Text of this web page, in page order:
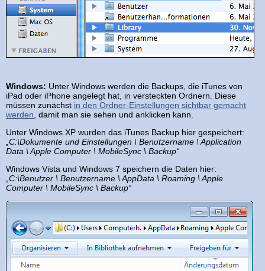
Windows: Unter Windows werden die Backups, die iTunes von
iPad oder iPhone angelegt hat, in versteckten Ordnern. Diese
müssen zunächst in den Ordner-Einstellungen sichtbar gemacht
werden , damit man sie sehen und anklicken kann.
Unter Windows XP wurden das iTunes Backup hier gespeichert:
„C:\Dokumente und Einstellungen \ Benutzername \ Application
Data \ Apple Computer \ MobileSync \ Backup“
Windows Vista und Windows 7 speichern die Daten hier:
„C:\Benutzer \ Benutzername \ AppData \ Roaming \ Apple
Computer \ MobileSync \ Backup“